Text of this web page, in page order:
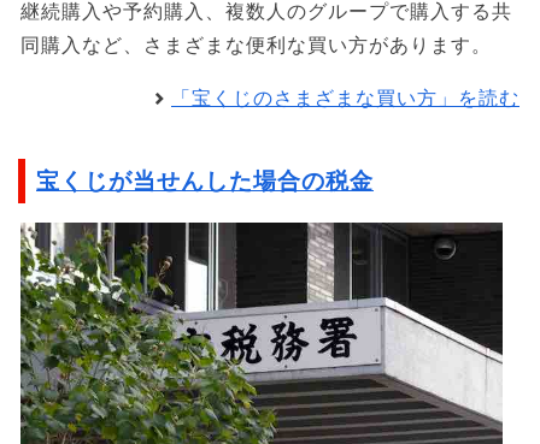
継続購入や予約購入、複数人のグループで購入する共
同購入など、さまざまな便利な買い方があります。
「宝くじのさまざまな買い方」を読む
宝くじが当せんした場合の税金